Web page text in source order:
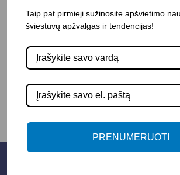
Pristatymo terminas: 15 – 30 d. d.
Į KREPŠELĮ
Taip pat pirmieji sužinosite apšvietimo
šviestuvų apžvalgas ir tendencijas!
PRENUMERUOTI